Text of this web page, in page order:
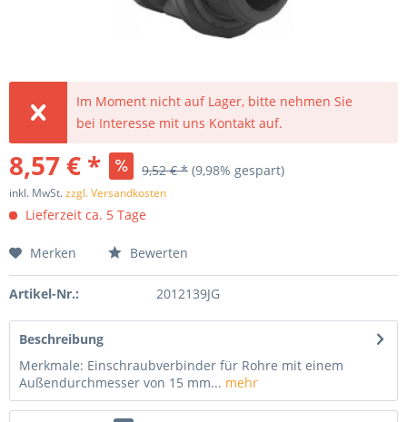
Im Moment nicht auf Lager, bitte nehmen Sie
bei Interesse mit uns Kontakt auf.
8,57 € * 9,52 € * (9,98% gespart)
inkl. MwSt.zzgl. Versandkosten
Lieferzeit ca. 5 Tage
Merken Bewerten
Artikel-Nr.: 2012139JG
Beschreibung
Merkmale: Einschraubverbinder für Rohre mit einem
Außendurchmesser von 15 mm... mehr